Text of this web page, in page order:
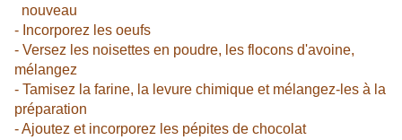
nouveau
- Incorporez les oeufs
- Versez les noisettes en poudre, les flocons d'avoine,
mélangez
- Tamisez la farine, la levure chimique et mélangez-les à la
préparation
- Ajoutez et incorporez les pépites de chocolat